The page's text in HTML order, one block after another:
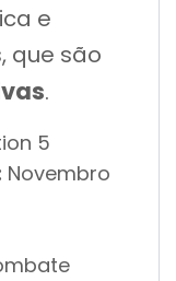
e
que são
.
5
Novembro